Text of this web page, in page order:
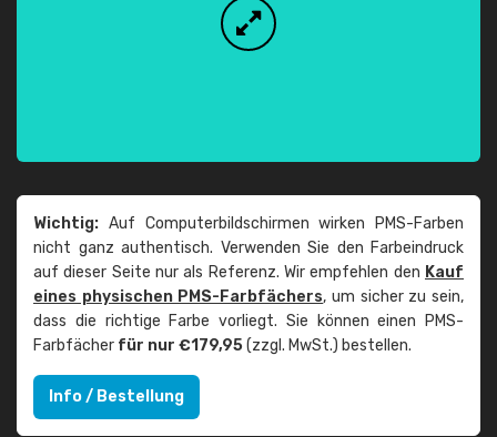
Wichtig: Auf Computerbildschirmen wirken PMS-Farben
nicht ganz authentisch. Verwenden Sie den Farbeindruck
auf dieser Seite nur als Referenz. Wir empfehlen den Kauf
eines physischen PMS-Farbfächers, um sicher zu sein,
dass die richtige Farbe vorliegt. Sie können einen PMS-
Farbfächer für nur €179,95(zzgl. MwSt.) bestellen.
Info / Bestellung